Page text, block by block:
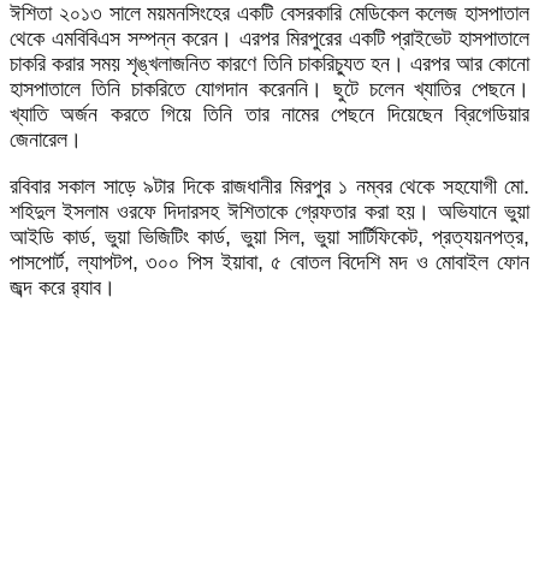
ঈশিতা ২০১৩ সালে ময়মনসিংহের একটি বেসরকারি মেডিকেল কলেজ হাসপাতাল
থেকে এমবিবিএস সম্পন্ন করেন। এরপর মিরপুরের একটি প্রাইভেট হাসপাতালে
চাকরি করার সময় শৃঙ্খলাজনিত কারণে তিনি চাকরিচ্যুত হন। এরপর আর কোনো
হাসপাতালে তিনি চাকরিতে যোগদান করেননি। ছুটে চলেন খ্যাতির পেছনে।
খ্যাতি অর্জন করতে গিয়ে তিনি তার নামের পেছনে দিয়েছেন ব্রিগেডিয়ার
জেনারেল।
রবিবার সকাল সাড়ে ৯টার দিকে রাজধানীর মিরপুর ১ নম্বর থেকে সহযোগী মো.
শহিদুল ইসলাম ওরফে দিদারসহ ঈশিতাকে গ্রেফতার করা হয়। অভিযানে ভুয়া
আইডি কার্ড, ভুয়া ভিজিটিং কার্ড, ভুয়া সিল, ভুয়া সার্টিফিকেট, প্রত্যয়নপত্র,
পাসপোর্ট, ল্যাপটপ, ৩০০ পিস ইয়াবা, ৫ বোতল বিদেশি মদ ও মোবাইল ফোন
জব্দ করে র‌্যাব।